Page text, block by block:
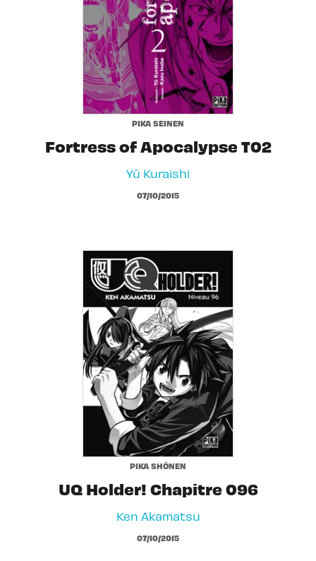
PIKA SEINEN
Fortress of Apocalypse T02
Yû Kuraishi
07/10/2015
PIKA SHÔNEN
UQ Holder! Chapitre 096
Ken Akamatsu
07/10/2015